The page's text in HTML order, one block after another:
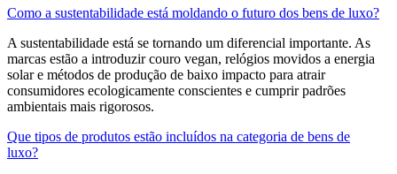
Como a sustentabilidade está moldando o futuro dos bens de luxo?
A sustentabilidade está se tornando um diferencial importante. As
marcas estão a introduzir couro vegan, relógios movidos a energia
solar e métodos de produção de baixo impacto para atrair
consumidores ecologicamente conscientes e cumprir padrões
ambientais mais rigorosos.
Que tipos de produtos estão incluídos na categoria de bens de
luxo?